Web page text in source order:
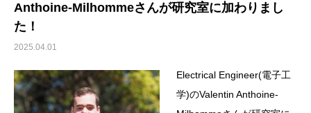
Anthoine-Milhommeさんが研究室に加わりまし
た！
2025.04.01
Electrical Engineer(電子工
学)のValentin Anthoine-